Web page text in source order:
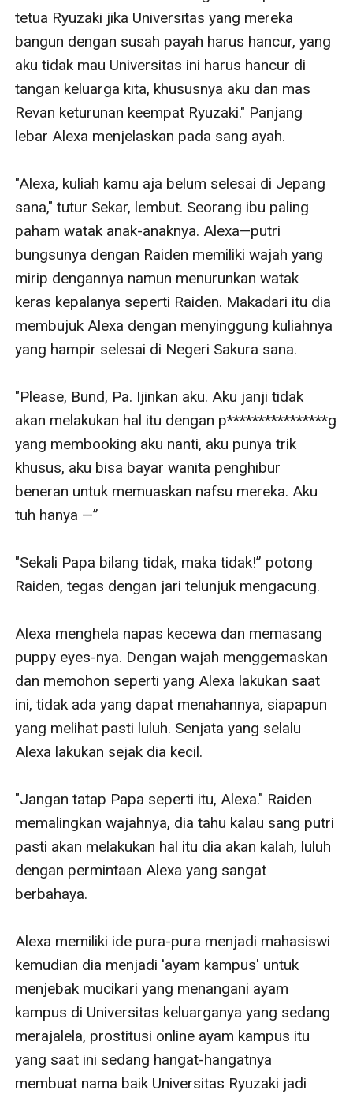
tetua Ryuzaki jika Universitas yang mereka
bangun dengan susah payah harus hancur, yang
aku tidak mau Universitas ini harus hancur di
tangan keluarga kita, khususnya aku dan mas
Revan keturunan keempat Ryuzaki." Panjang
lebar Alexa menjelaskan pada sang ayah.
"Alexa, kuliah kamu aja belum selesai di Jepang
sana," tutur Sekar, lembut. Seorang ibu paling
paham watak anak-anaknya. Alexa—putri
bungsunya dengan Raiden memiliki wajah yang
mirip dengannya namun menurunkan watak
keras kepalanya seperti Raiden. Makadari itu dia
membujuk Alexa dengan menyinggung kuliahnya
yang hampir selesai di Negeri Sakura sana.
"Please, Bund, Pa. Ijinkan aku. Aku janji tidak
akan melakukan hal itu dengan p****************g
yang membooking aku nanti, aku punya trik
khusus, aku bisa bayar wanita penghibur
beneran untuk memuaskan nafsu mereka. Aku
tuh hanya —”
"Sekali Papa bilang tidak, maka tidak!” potong
Raiden, tegas dengan jari telunjuk mengacung.
Alexa menghela napas kecewa dan memasang
puppy eyes-nya. Dengan wajah menggemaskan
dan memohon seperti yang Alexa lakukan saat
ini, tidak ada yang dapat menahannya, siapapun
yang melihat pasti luluh. Senjata yang selalu
Alexa lakukan sejak dia kecil.
"Jangan tatap Papa seperti itu, Alexa." Raiden
memalingkan wajahnya, dia tahu kalau sang putri
pasti akan melakukan hal itu dia akan kalah, luluh
dengan permintaan Alexa yang sangat
berbahaya.
Alexa memiliki ide pura-pura menjadi mahasiswi
kemudian dia menjadi 'ayam kampus' untuk
menjebak mucikari yang menangani ayam
kampus di Universitas keluarganya yang sedang
merajalela, prostitusi online ayam kampus itu
yang saat ini sedang hangat-hangatnya
membuat nama baik Universitas Ryuzaki jadi